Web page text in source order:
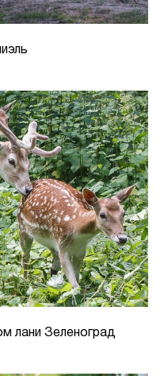
лани Зеленоград